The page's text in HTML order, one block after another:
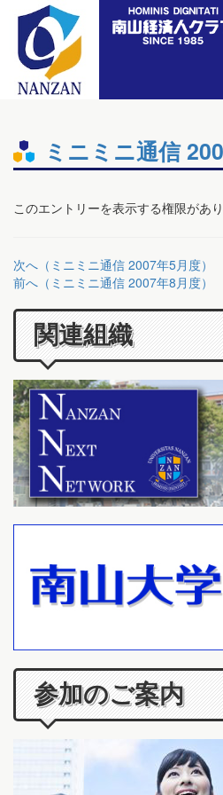
ミニミニ通信
このエントリーを表示する権限があり
次へ（ミニミニ通信 2007年5月度）
前へ（ミニミニ通信 2007年8月度）
関連組織
参加のご案内